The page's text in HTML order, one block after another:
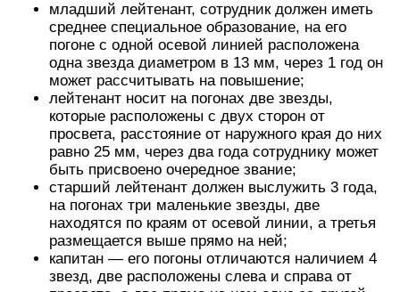
младший лейтенант, сотрудник должен иметь
среднее специальное образование, на его
погоне с одной осевой линией расположена
одна звезда диаметром в 13 мм, через 1 год он
может рассчитывать на повышение;
лейтенант носит на погонах две звезды,
которые расположены с двух сторон от
просвета, расстояние от наружного края до них
равно 25 мм, через два года сотруднику может
быть присвоено очередное звание;
старший лейтенант должен выслужить 3 года,
на погонах три маленькие звезды, две
находятся по краям от осевой линии, а третья
размещается выше прямо на ней;
капитан — его погоны отличаются наличием 4
звезд, две расположены слева и справа от